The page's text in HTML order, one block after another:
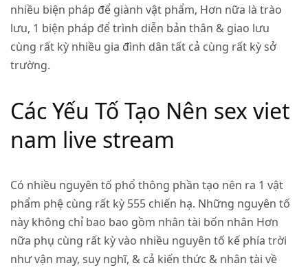
nhiều biện pháp để giành vật phẩm, Hơn nữa là trào
lưu, 1 biện pháp để trình diễn bản thân & giao lưu
cùng rất kỳ nhiều gia đình dân tất cả cùng rất kỳ sở
trường.
Các Yếu Tố Tạo Nên sex viet
nam live stream
Có nhiều nguyên tố phổ thông phần tạo nên ra 1 vật
phẩm phệ cùng rất kỳ 555 chiến hạ. Những nguyên tố
này không chỉ bao bao gồm nhân tài bốn nhân Hơn
nữa phụ cùng rất kỳ vào nhiều nguyên tố kế phía trời
như vận may, suy nghĩ, & cả kiến thức & nhân tài về